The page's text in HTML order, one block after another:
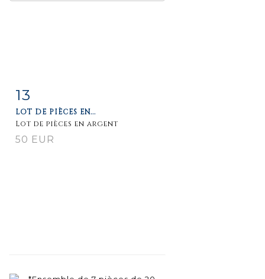
détaillée
13
LOT DE PIÈCES EN...
Lot de pièces en argent
50 EUR